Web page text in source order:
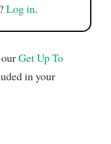
Log in.
Get Up To
in your